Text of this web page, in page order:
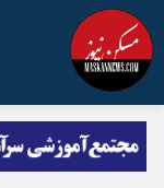
اینستاگرام
سروش
نام کاربری یا نشانی ایمیل